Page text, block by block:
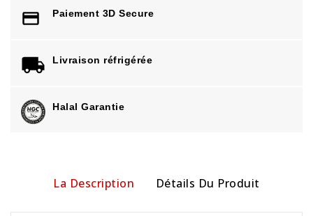
Paiement 3D Secure
Livraison réfrigérée
Halal Garantie
La Description Détails Du Produit